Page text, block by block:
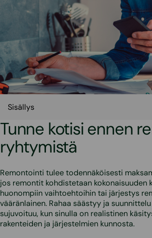
Sisällys
Tunne kotisi ennen
ryhtymistä
Remontointi tulee todennäköisesti
jos remontit kohdistetaan kokonaisuuden
huonompiin vaihtoehtoihin tai järjestys
vääränlainen. Rahaa säästyy ja
sujuvoituu, kun sinulla on realistinen
rakenteiden ja järjestelmien kunnosta.